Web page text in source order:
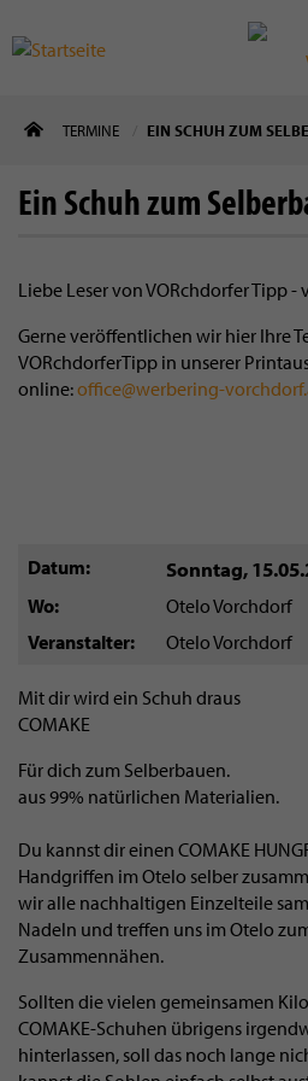
zum
TERMINE EIN SCHUH ZUM
Ein Schuh zum
Liebe Leser von VORchdorfer Tipp
Gerne veröffentlichen wir hier Ihre
VORchdorferTipp in unserer
online:office@werbering-
Datum Sonntag,
Wo
Otelo Vorchdorf
Veranstalter
Otelo Vorchdorf
Mit dir wird ein Schuh draus
COMAKE
Für dich zum Selberbauen.
aus 99% natürlichen Materialien.
Du kannst dir einen COMAKE
Handgriffen im Otelo selber
wir alle nachhaltigen Einzelteile
Nadeln und treffen uns im Otelo
Zusammennähen.
Sollten die vielen gemeinsamen
COMAKE-Schuhen übrigens
hinterlassen, soll das noch lange